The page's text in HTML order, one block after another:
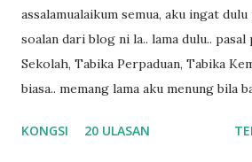
assalamualaikum semua, aku ingat
soalan dari blog ni la.. lama dulu..
Sekolah, Tabika Perpaduan, Tabika
biasa.. memang lama aku menung bila
ko.. masa tu aku baru je ada anak
KONGSI 20 ULASAN